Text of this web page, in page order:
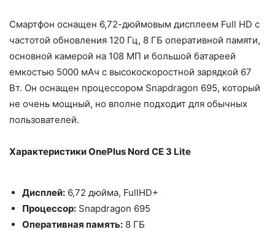
Смартфон оснащен 6,72-дюймовым дисплеем Full HD с
частотой обновления 120 Гц, 8 ГБ оперативной памяти,
основной камерой на 108 МП и большой батареей
емкостью 5000 мАч с высокоскоростной зарядкой 67
Вт. Он оснащен процессором Snapdragon 695, который
не очень мощный, но вполне подходит для обычных
пользователей.
Характеристики OnePlus Nord CE 3 Lite
Дисплей: 6,72 дюйма, FullHD+
Процессор: Snapdragon 695
Оперативная память: 8 ГБ